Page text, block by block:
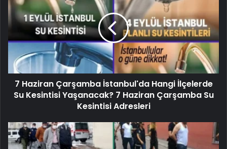
7 Haziran Çarşamba İstanbul'da Hangi İlçelerde
Su Kesintisi Yaşanacak? 7 Haziran Çarşamba Su
Kesintisi Adresleri